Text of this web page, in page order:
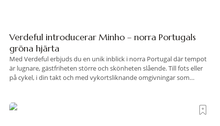
Verdeful introducerar Minho – norra Portugals
gröna hjärta
Med Verdeful erbjuds du en unik inblick i norra Portugal där tempot
är lugnare, gästfriheten större och skönheten slående. Till fots eller
på cykel, i din takt och med vykortsliknande omgivningar som
travel när det